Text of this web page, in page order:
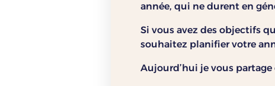
année, qui ne durent en
Si vous avez des objectifs
souhaitez planifier votre
Aujourd’hui je vous partage